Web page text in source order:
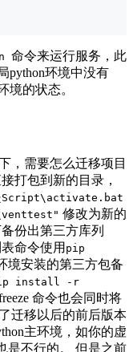
命令来运行服务，此
python环境中没有
境的状态。
，需要怎么迁移项目
打包到新的目录，
Script\activate.bat
修改为新的
份出第三方库列
命令使用 pip
境安装的第三方包备
install -r
命令也会同时将
迁移以后的前后版本
主环境，如你的虚
是不行的。 但是之前